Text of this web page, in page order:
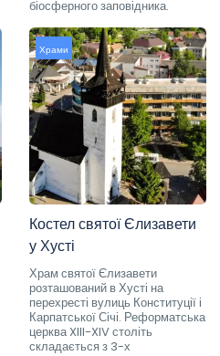
біосферного заповідника.
Храми
Костел святої Єлизавети
у Хусті
Храм святої Єлизавети
розташований в Хусті на
перехресті вулиць Конституції і
Карпатської Січі. Реформатська
церква XIII-XIV століть
складається з 3-х